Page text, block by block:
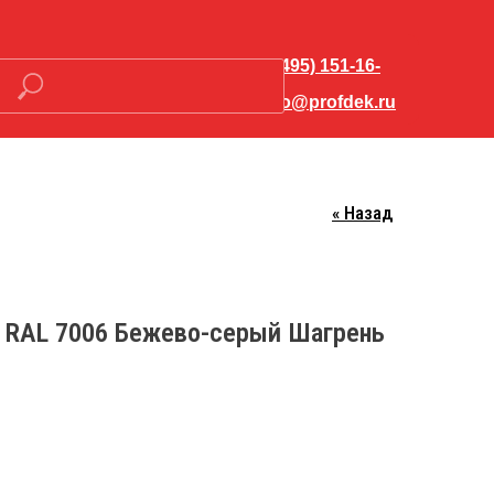
+7 (495) 151-16-
hello@profdek.ru
« Назад
7006 Бежево-серый Шагрень